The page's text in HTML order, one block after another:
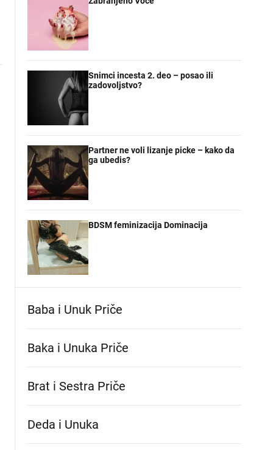
Snimci incesta 2. deo – posao ili
zadovoljstvo?
Partner ne voli lizanje picke – kako da
ga ubedis?
BDSM feminizacija Dominacija
Baba i Unuk Priče
Baka i Unuka Pričе
Brat i Sestra Priče
Deda i Unuka